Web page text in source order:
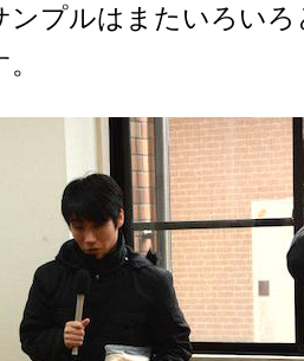
ンプルはまたいろい